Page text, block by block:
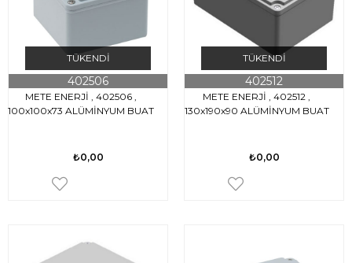
TÜKENDI
METE ENERJİ , 402506 ,
100x100x73 ALÜMİNYUM BUAT
402506
₺0,00
TÜKENDI
METE ENERJİ , 402512 ,
130x190x90 ALÜMİNYUM BUAT
402512
₺0,00